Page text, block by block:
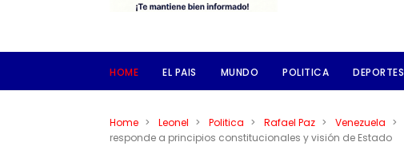
HOME EL PAIS MUNDO POLITICA DEPORTES
Home > Leonel > Politica > Rafael Paz > Venezuela >
responde a principios constitucionales y visión de Estado